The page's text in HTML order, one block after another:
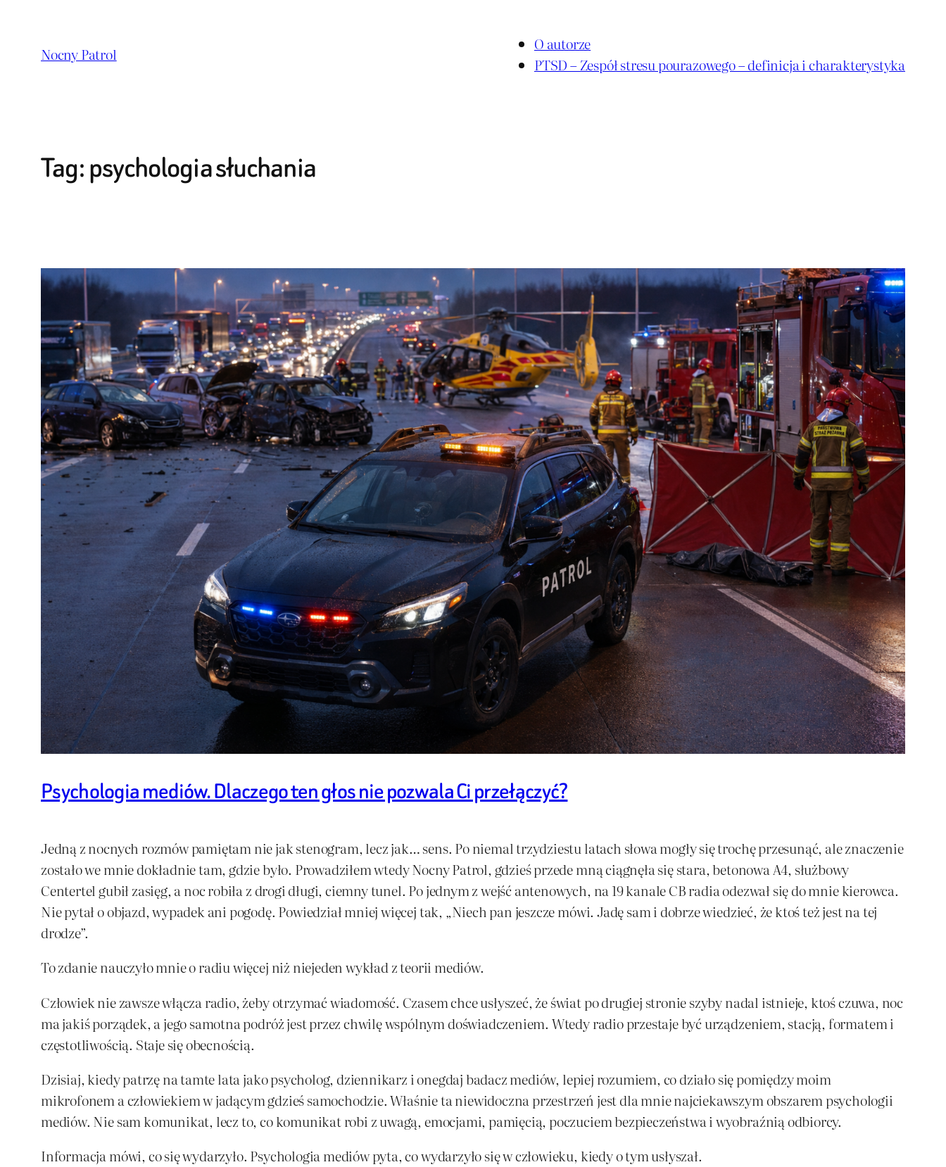
Nocny Patrol
O autorze
PTSD – Zespół stresu pourazowego – definicja i charakterystyka
Tag:psychologia słuchania
Psychologia mediów. Dlaczego ten głos nie pozwala Ci przełączyć?
Jedną z nocnych rozmów pamiętam nie jak stenogram, lecz jak… sens. Po niemal trzydziestu latach słowa mogły się trochę przesunąć, ale znaczenie
zostało we mnie dokładnie tam, gdzie było. Prowadziłem wtedy Nocny Patrol, gdzieś przede mną ciągnęła się stara, betonowa A4, służbowy
Centertel gubił zasięg, a noc robiła z drogi długi, ciemny tunel. Po jednym z wejść antenowych, na 19 kanale CB radia odezwał się do mnie kierowca.
Nie pytał o objazd, wypadek ani pogodę. Powiedział mniej więcej tak, „Niech pan jeszcze mówi. Jadę sam i dobrze wiedzieć, że ktoś też jest na tej
drodze”.
To zdanie nauczyło mnie o radiu więcej niż niejeden wykład z teorii mediów.
Człowiek nie zawsze włącza radio, żeby otrzymać wiadomość. Czasem chce usłyszeć, że świat po drugiej stronie szyby nadal istnieje, ktoś czuwa, noc
ma jakiś porządek, a jego samotna podróż jest przez chwilę wspólnym doświadczeniem. Wtedy radio przestaje być urządzeniem, stacją, formatem i
częstotliwością. Staje się obecnością.
Dzisiaj, kiedy patrzę na tamte lata jako psycholog, dziennikarz i onegdaj badacz mediów, lepiej rozumiem, co działo się pomiędzy moim
mikrofonem a człowiekiem w jadącym gdzieś samochodzie. Właśnie ta niewidoczna przestrzeń jest dla mnie najciekawszym obszarem psychologii
mediów. Nie sam komunikat, lecz to, co komunikat robi z uwagą, emocjami, pamięcią, poczuciem bezpieczeństwa i wyobraźnią odbiorcy.
Informacja mówi, co się wydarzyło. Psychologia mediów pyta, co wydarzyło się w człowieku, kiedy o tym usłyszał.